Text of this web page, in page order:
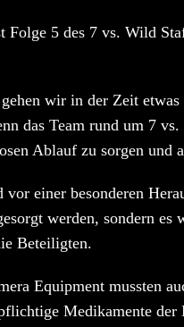
Folge 5 des 7 vs. Wild
wir in der Zeit
das Team rund um 7
Ablauf zu sorgen und
vor einer besonderen
werden, sondern
Beteiligten.
Equipment mussten
Medikamente der